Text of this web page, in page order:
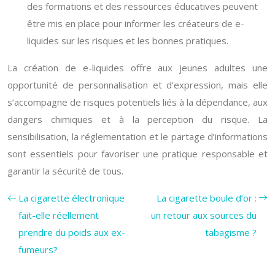
des formations et des ressources éducatives peuvent
être mis en place pour informer les créateurs de e-
liquides sur les risques et les bonnes pratiques.
La création de e-liquides offre aux jeunes adultes une
opportunité de personnalisation et d’expression, mais elle
s’accompagne de risques potentiels liés à la dépendance, aux
dangers chimiques et à la perception du risque. La
sensibilisation, la réglementation et le partage d’informations
sont essentiels pour favoriser une pratique responsable et
garantir la sécurité de tous.
La cigarette électronique
fait-elle réellement
prendre du poids aux ex-
fumeurs?
La cigarette boule d’or :
un retour aux sources du
tabagisme ?